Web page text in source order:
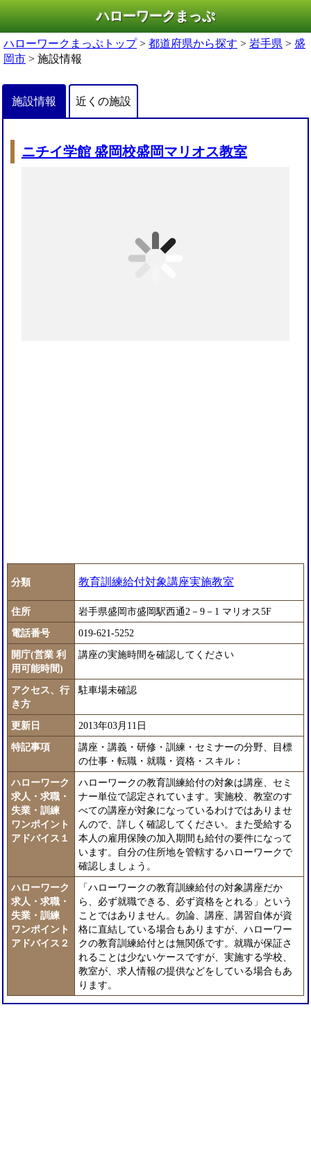
ハローワークまっぷ
ハローワークまっぷトップ> 都道府県から探す > 岩手県 > 盛
岡市 > 施設情報
施設情報 近くの施設
ニチイ学館 盛岡校盛岡マリオス教室
分類 教育訓練給付対象講座実施教室
住所
岩手県盛岡市盛岡駅西通2－9－1 マリオス5F
電話番号
019-621-5252
開庁(営業 利
用可能時間)
講座の実施時間を確認してください
アクセス、行
き方
駐車場未確認
更新日
2013年03月11日
特記事項
講座・講義・研修・訓練・セミナーの分野、目標
の仕事・転職・就職・資格・スキル：
ハローワーク
求人・求職・
失業・訓練
ワンポイント
アドバイス１
ハローワークの教育訓練給付の対象は講座、セミ
ナー単位で認定されています。実施校、教室のす
べての講座が対象になっているわけではありませ
んので、詳しく確認してください。また受給する
本人の雇用保険の加入期間も給付の要件になって
います。自分の住所地を管轄するハローワークで
確認しましょう。
ハローワーク
求人・求職・
失業・訓練
ワンポイント
アドバイス２
「ハローワークの教育訓練給付の対象講座だか
ら、必ず就職できる、必ず資格をとれる」という
ことではありません。勿論、講座、講習自体が資
格に直結している場合もありますが、ハローワー
クの教育訓練給付とは無関係です。就職が保証さ
れることは少ないケースですが、実施する学校、
教室が、求人情報の提供などをしている場合もあ
ります。